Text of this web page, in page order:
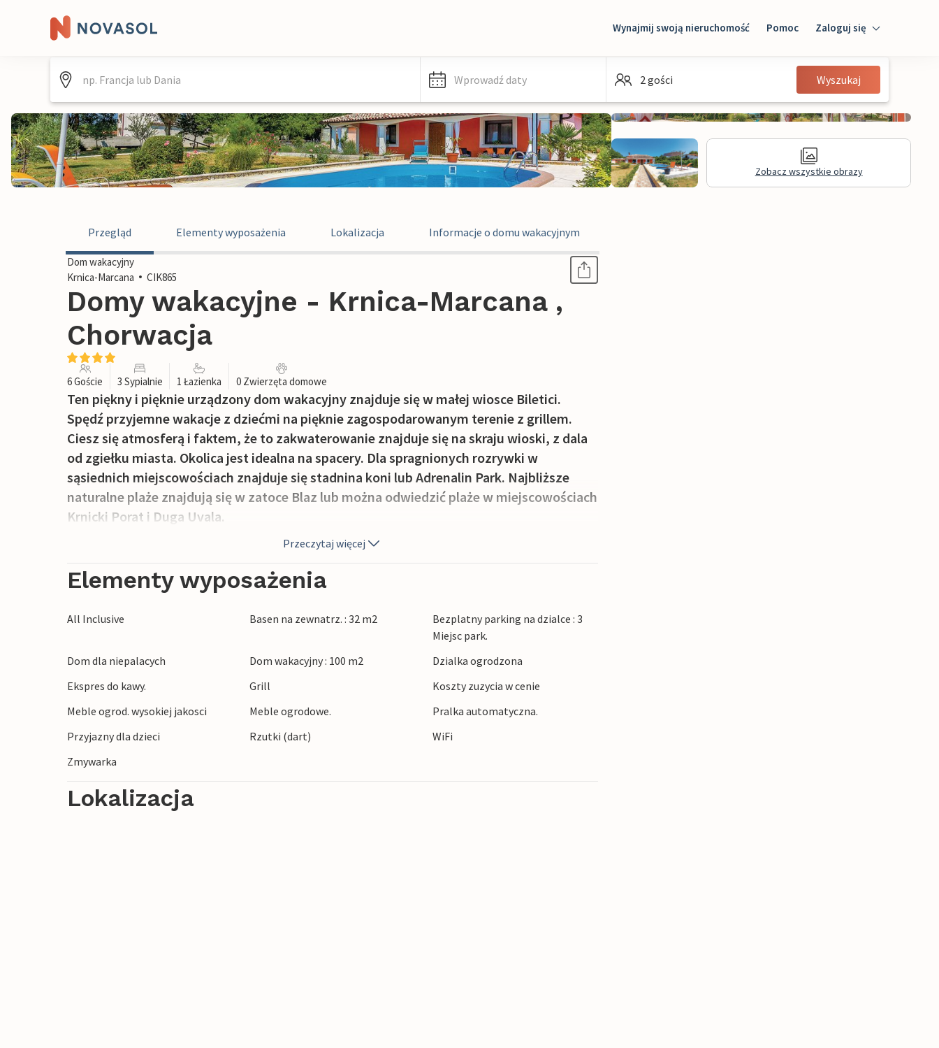
Wynajmij swoją nieruchomość Pomoc Zaloguj się
Zaloguj się
Gość
Wprowadź daty 2 gości Wyszukaj
Zobacz wszystkie obrazy
Przegląd Elementy wyposażenia Lokalizacja Informacje o domu wakacyjnym
Dom wakacyjny
Krnica-Marcana
CIK865
Domy wakacyjne - Krnica-Marcana ,
Chorwacja
6 Goście 3 Sypialnie 1 Łazienka 0 Zwierzęta domowe
Ten piękny i pięknie urządzony dom wakacyjny znajduje się w małej wiosce Biletici.
Spędź przyjemne wakacje z dziećmi na pięknie zagospodarowanym terenie z grillem.
Ciesz się atmosferą i faktem, że to zakwaterowanie znajduje się na skraju wioski, z dala
od zgiełku miasta. Okolica jest idealna na spacery. Dla spragnionych rozrywki w
sąsiednich miejscowościach znajduje się stadnina koni lub Adrenalin Park. Najbliższe
naturalne plaże znajdują się w zatoce Blaz lub można odwiedzić plaże w miejscowościach
Krnicki Porat i Duga Uvala.
Przeczytaj więcej
Elementy wyposażenia
All Inclusive Basen na zewnatrz. : 32 m2
Bezplatny parking na dzialce : 3
Miejsc park.
Dom dla niepalacych
Dom wakacyjny : 100 m2
Dzialka ogrodzona
Ekspres do kawy.
Grill
Koszty zuzycia w cenie
Meble ogrod. wysokiej jakosci
Meble ogrodowe.
Pralka automatyczna.
Przyjazny dla dzieci
Rzutki (dart)
WiFi
Zmywarka
Lokalizacja